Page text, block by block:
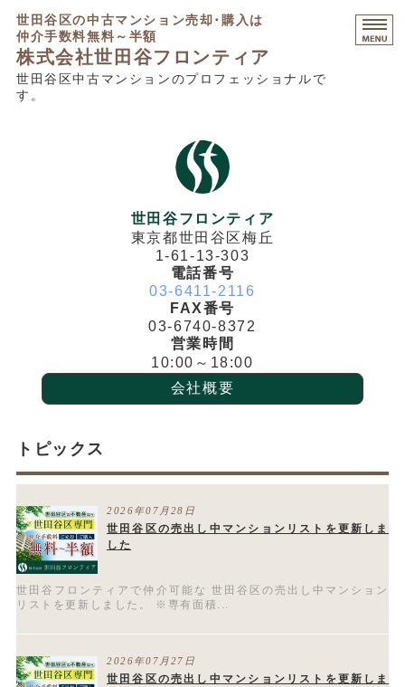
世田谷区の中古マンション売却･購入は
仲介手数料無料～半額
株式会社世田谷フロンティア
世田谷区中古マンションのプロフェッショナルで
す。
不動産コンサルティング
販売中物件・募集不動産
世田谷フロンティア
東京都世田谷区梅丘
1-61-13-303
電話番号
03-6411-2116
FAX番号
03-6740-8372
営業時間
10:00～18:00
会社概要
トピックス
2026年07月28日
世田谷区の売出し中マンションリストを更新しま
した
世田谷フロンティアで仲介可能な 世田谷区の売出し中マンション
リストを更新しました。 ※専有面積...
2026年07月27日
世田谷区の売出し中マンションリストを更新しま